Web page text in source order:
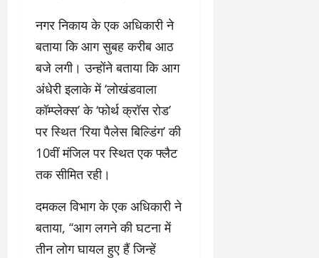
नगर निकाय के एक अधिकारी ने
बताया कि आग सुबह करीब आठ
बजे लगी। उन्होंने बताया कि आग
अंधेरी इलाके में ‘लोखंडवाला
कॉम्प्लेक्स’ के ‘फोर्थ क्रॉस रोड’
पर स्थित ‘रिया पैलेस बिल्डिंग’ की
10वीं मंजिल पर स्थित एक फ्लैट
तक सीमित रही।
दमकल विभाग के एक अधिकारी ने
बताया, ‘‘आग लगने की घटना में
तीन लोग घायल हुए हैं जिन्हें